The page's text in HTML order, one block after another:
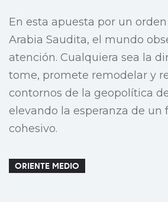
En esta apuesta por un
Arabia Saudita, el mundo
atención. Cualquiera sea la
tome, promete remodelar y
contornos de la geopolítica
elevando la esperanza de un
cohesivo.
ORIENTE MEDIO